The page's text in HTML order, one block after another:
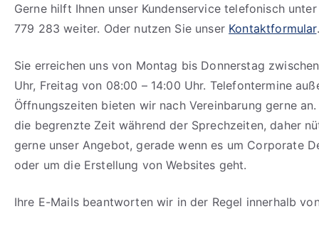
Gerne hilft Ihnen unser Kundenservice telefonisch
779 283 weiter. Oder nutzen Sie unser Kontaktformular.
Sie erreichen uns von Montag bis Donnerstag
Uhr, Freitag von 08:00 – 14:00 Uhr. Telefontermine
Öffnungszeiten bieten wir nach Vereinbarung gerne
die begrenzte Zeit während der Sprechzeiten, daher
gerne unser Angebot, gerade wenn es um Corporate
oder um die Erstellung von Websites geht.
Ihre E-Mails beantworten wir in der Regel innerhalb